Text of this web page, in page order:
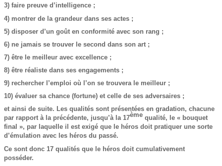
3) faire preuve d’intelligence ;
4) montrer de la grandeur dans ses actes ;
5) disposer d’un goût en conformité avec son rang ;
6) ne jamais se trouver le second dans son art ;
7) être le meilleur avec excellence ;
8) être réaliste dans ses engagements ;
9) rechercher l’emploi où l’on se trouvera le meilleur ;
10) évaluer sa chance (fortune) et celle de ses adversaires ;
et ainsi de suite. Les qualités sont présentées en gradation, chacune
par rapport à la précédente, jusqu’à la 17ème qualité, le « bouquet
final », par laquelle il est exigé que le héros doit pratiquer une sorte
d’émulation avec les héros du passé.
Ce sont donc 17 qualités que le héros doit cumulativement
posséder.